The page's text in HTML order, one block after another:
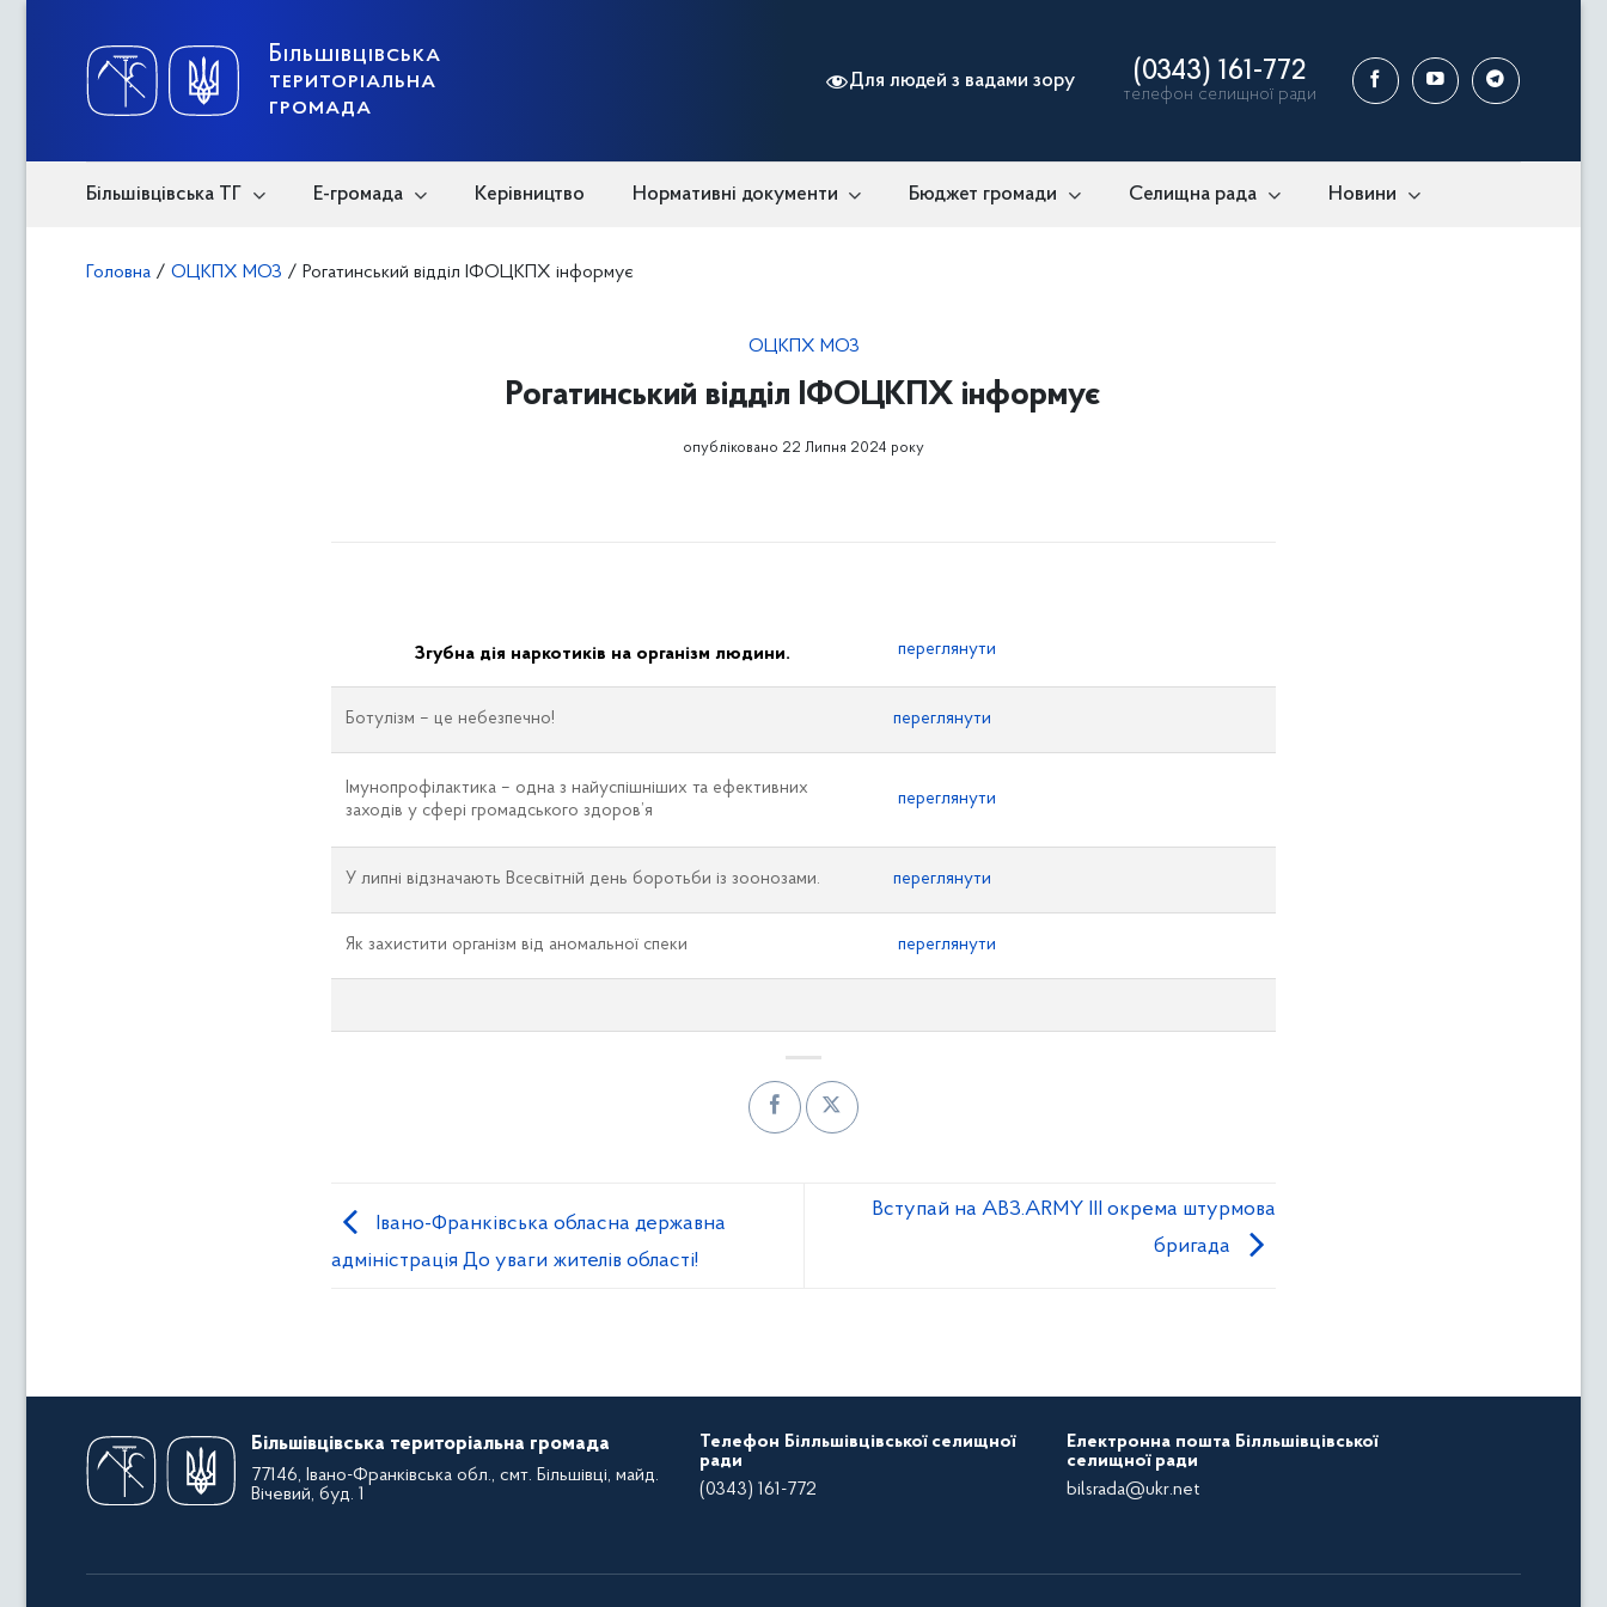
Більшівцівська
територіальна
громада
Для людей з вадами зору (0343) 161-772
телефон селищної ради
Більшівцівська ТГ Е-громада Керівництво Нормативні документи Бюджет громади Селищна рада Новини
Головна / ОЦКПХ МОЗ / Рогатинський відділ ІФОЦКПХ інформує
ОЦКПХ МОЗ
Рогатинський відділ ІФОЦКПХ інформує
опубліковано 22 Липня 2024 року
Згубна дія наркотиків на організм людини. переглянути
Ботулізм – це небезпечно! переглянути
Імунопрофілактика – одна з найуспішніших та ефективних
заходів у сфері громадського здоров’я
переглянути
У липні відзначають Всесвітній день боротьби із зоонозами. переглянути
Як захистити організм від аномальної спеки переглянути
Івано-Франківська обласна державна
адміністрація До уваги жителів області!
Вступай на АВЗ.ARMY III окрема штурмова
бригада
Більшівцівська територіальна громада
77146, Івано-Франківська обл., смт. Більшівці, майд.
Вічевий, буд. 1
Телефон Білльшівцівської селищної
ради
(0343) 161-772
Електронна пошта Білльшівцівської
селищної ради
bilsrada@ukr.net